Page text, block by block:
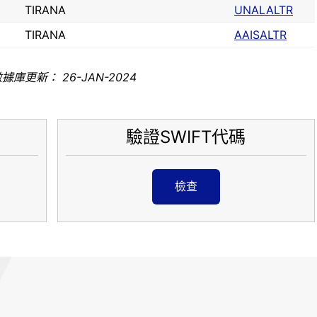
TIRANA
UNALALTR
TIRANA
AAISALTR
據庫更新： 26-JAN-2024
驗證SWIFT代碼
檢查